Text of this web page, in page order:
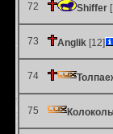
72 Shiffer
73 Anglik [12]
74
75